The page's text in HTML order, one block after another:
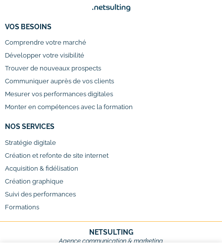
VOS BESOINS
Comprendre votre marché
Développer votre visibilité
Trouver de nouveaux prospects
Communiquer auprès de vos clients
Mesurer vos performances digitales
Monter en compétences avec la formation
NOS SERVICES
Stratégie digitale
Création et refonte de site internet
Acquisition & fidélisation
Création graphique
Suivi des performances
Formations
NETSULTING
Agence communication & marketing